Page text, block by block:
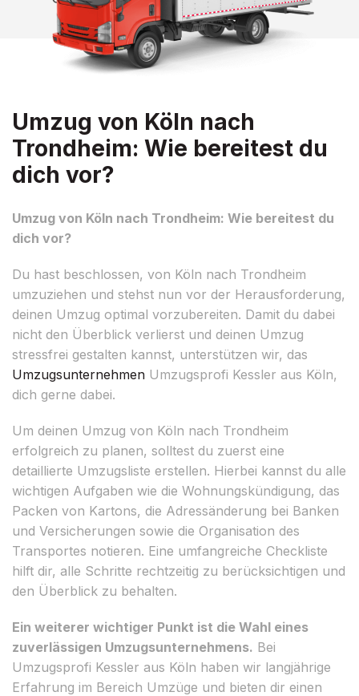
Umzug von Köln nach
Trondheim: Wie bereitest du
dich vor?
Umzug von Köln nach Trondheim: Wie bereitest du
dich vor?
Du hast beschlossen, von Köln nach Trondheim
umzuziehen und stehst nun vor der Herausforderung,
deinen Umzug optimal vorzubereiten. Damit du dabei
nicht den Überblick verlierst und deinen Umzug
stressfrei gestalten kannst, unterstützen wir, das
Umzugsunternehmen Umzugsprofi Kessler aus Köln,
dich gerne dabei.
Um deinen Umzug von Köln nach Trondheim
erfolgreich zu planen, solltest du zuerst eine
detaillierte Umzugsliste erstellen. Hierbei kannst du alle
wichtigen Aufgaben wie die Wohnungskündigung, das
Packen von Kartons, die Adressänderung bei Banken
und Versicherungen sowie die Organisation des
Transportes notieren. Eine umfangreiche Checkliste
hilft dir, alle Schritte rechtzeitig zu berücksichtigen und
den Überblick zu behalten.
Ein weiterer wichtiger Punkt ist die Wahl eines
zuverlässigen Umzugsunternehmens. Bei
Umzugsprofi Kessler aus Köln haben wir langjährige
Erfahrung im Bereich Umzüge und bieten dir einen